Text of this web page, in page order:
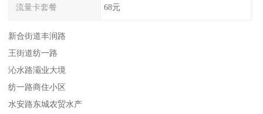
流量卡套餐 68元
新合街道丰润路
王街道纺一路
沁水路灞业大境
纺一路商住小区
水安路东城农贸水产